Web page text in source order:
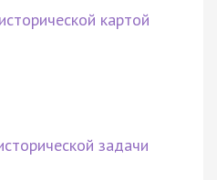
картой
задачи